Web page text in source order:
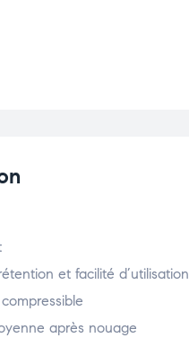
et facilité d’utilisation
après nouage